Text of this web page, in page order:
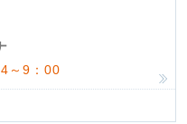
～9：00